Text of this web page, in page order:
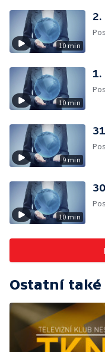
10 min
2.
10 min
1.
9 min
10 min
Ostatní